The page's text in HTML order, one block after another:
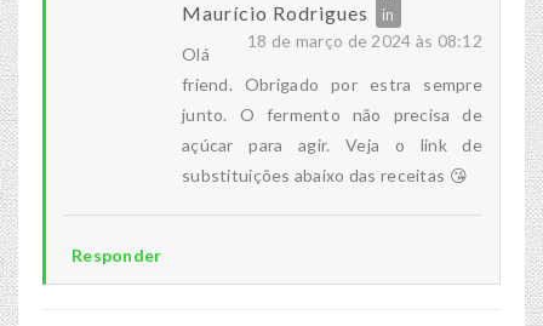
Maurício Rodrigues
18 de março de 2024 às 08:12
Olá
friend. Obrigado por estra sempre
junto. O fermento não precisa de
açúcar para agir. Veja o link de
substituições abaixo das receitas 😘
Responder